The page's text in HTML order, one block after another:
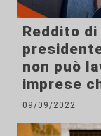
Reddito
non può
imprese
09/09/2022